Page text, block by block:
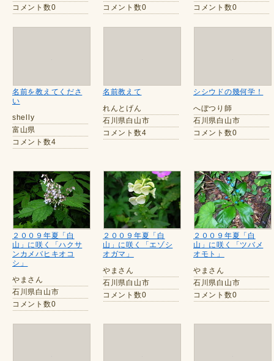
コメント数0
コメント数0
コメント数0
名前を教えてくださ
い
shelly
富山県
コメント数4
名前教えて
れんとげん
石川県白山市
コメント数4
シシウドの幾何学！
へぼつり師
石川県白山市
コメント数0
２００９年夏「白
山」に咲く「ハクサ
ンカメバヒキオコ
シ」
やまさん
石川県白山市
コメント数0
２００９年夏「白
山」に咲く「エゾシ
オガマ」
やまさん
石川県白山市
コメント数0
２００９年夏「白
山」に咲く「ツバメ
オモト」
やまさん
石川県白山市
コメント数0